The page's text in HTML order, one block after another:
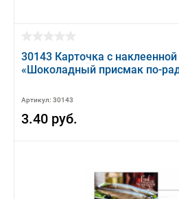
30143 Карточка с
«Шоколадный присмак по-
Артикул: 30143
3.40 руб.